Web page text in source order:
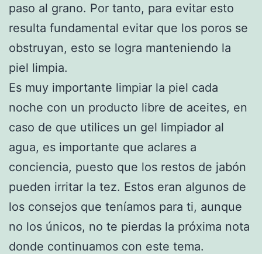
paso al grano. Por tanto, para evitar esto
resulta fundamental evitar que los poros se
obstruyan, esto se logra manteniendo la
piel limpia.
Es muy importante limpiar la piel cada
noche con un producto libre de aceites, en
caso de que utilices un gel limpiador al
agua, es importante que aclares a
conciencia, puesto que los restos de jabón
pueden irritar la tez. Estos eran algunos de
los consejos que teníamos para ti, aunque
no los únicos, no te pierdas la próxima nota
donde continuamos con este tema.